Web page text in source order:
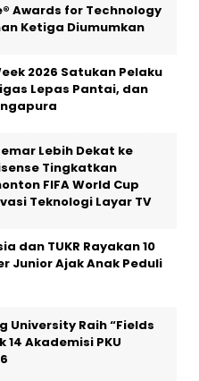
Awards for Technology
Ketiga Diumumkan
2026 Satukan Pelaku
Lepas Pantai, dan
Lebih Dekat ke
Tingkatkan
FIFA World Cup
Teknologi Layar TV
dan TUKR Rayakan 10
Junior Ajak Anak Peduli
University Raih “Fields
14 Akademisi PKU